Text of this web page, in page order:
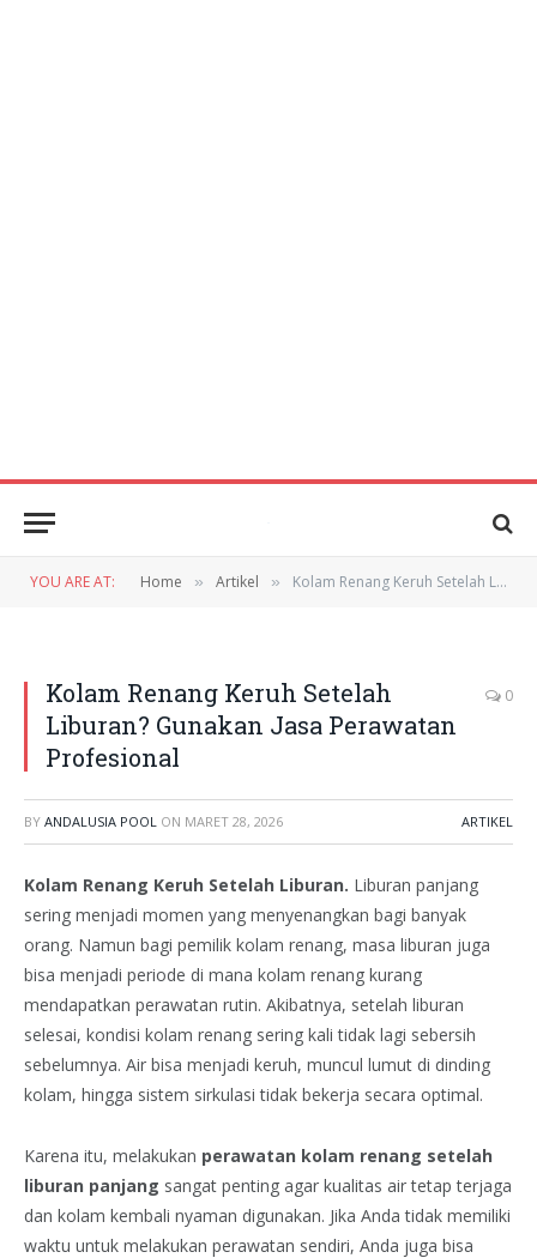
YOU ARE AT: Home » Artikel » Kolam Renang Keruh Setelah Liburan? Gunakan Jasa Perawatan Profesional
Kolam Renang Keruh Setelah
Liburan? Gunakan Jasa Perawatan
Profesional
0
BY ANDALUSIA POOL ON MARET 28, 2026 ARTIKEL
Kolam Renang Keruh Setelah Liburan. Liburan panjang
sering menjadi momen yang menyenangkan bagi banyak
orang. Namun bagi pemilik kolam renang, masa liburan juga
bisa menjadi periode di mana kolam renang kurang
mendapatkan perawatan rutin. Akibatnya, setelah liburan
selesai, kondisi kolam renang sering kali tidak lagi sebersih
sebelumnya. Air bisa menjadi keruh, muncul lumut di dinding
kolam, hingga sistem sirkulasi tidak bekerja secara optimal.
Karena itu, melakukan perawatan kolam renang setelah
liburan panjang sangat penting agar kualitas air tetap terjaga
dan kolam kembali nyaman digunakan. Jika Anda tidak memiliki
waktu untuk melakukan perawatan sendiri, Anda juga bisa